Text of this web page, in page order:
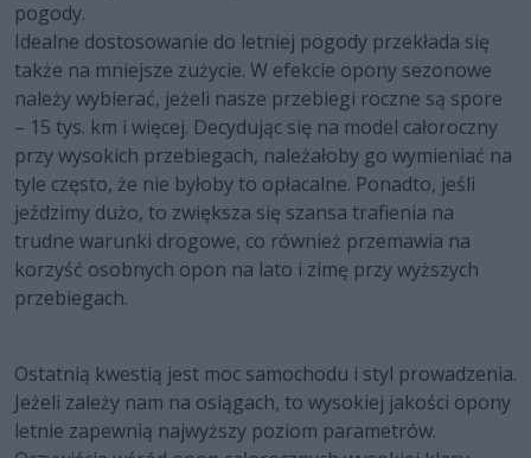
pogody.
Idealne dostosowanie do letniej pogody przekłada się
także na mniejsze zużycie. W efekcie opony sezonowe
należy wybierać, jeżeli nasze przebiegi roczne są spore
– 15 tys. km i więcej. Decydując się na model całoroczny
przy wysokich przebiegach, należałoby go wymieniać na
tyle często, że nie byłoby to opłacalne. Ponadto, jeśli
jeździmy dużo, to zwiększa się szansa trafienia na
trudne warunki drogowe, co również przemawia na
korzyść osobnych opon na lato i zimę przy wyższych
przebiegach.
Ostatnią kwestią jest moc samochodu i styl prowadzenia.
Jeżeli zależy nam na osiągach, to wysokiej jakości opony
letnie zapewnią najwyższy poziom parametrów.